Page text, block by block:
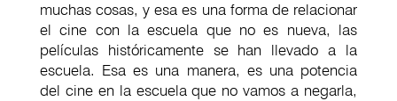
muchas cosas, y esa es una forma de relacionar
el cine con la escuela que no es nueva, las
películas históricamente se han llevado a la
escuela. Esa es una manera, es una potencia
del cine en la escuela que no vamos a negarla,